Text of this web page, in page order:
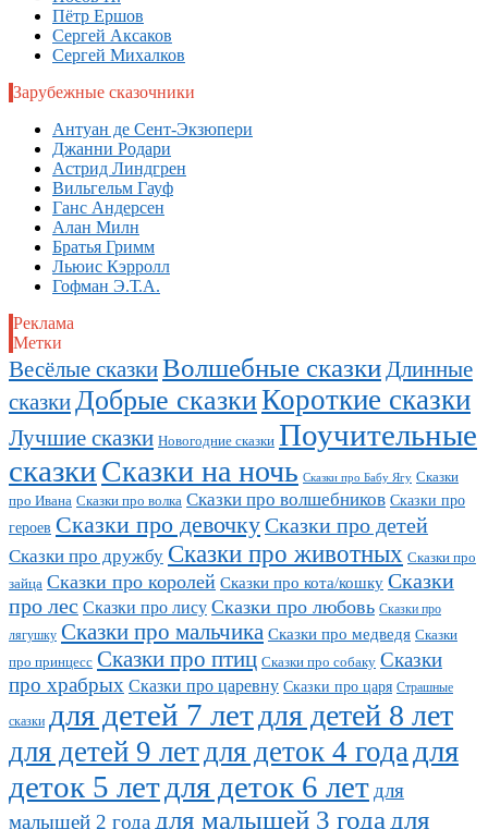
Пётр Ершов
Сергей Аксаков
Сергей Михалков
Зарубежные сказочники
Антуан де Сент-Экзюпери
Джанни Родари
Астрид Линдгрен
Вильгельм Гауф
Ганс Андерсен
Алан Милн
Братья Гримм
Льюис Кэрролл
Гофман Э.Т.А.
Реклама
Метки
Весёлые сказкиВолшебные сказки Длинные
сказки Добрые сказкиКороткие сказки
Лучшие сказки Новогодние сказки Поучительные
сказкиСказки на ночь Сказки про Бабу Ягу Сказки
про Ивана Сказки про волка Сказки про волшебников Сказки про
героев Сказки про девочкуСказки про детей
Сказки про дружбу Сказки про животных Сказки про
зайца Сказки про королей Сказки про кота/кошку Сказки
про лес Сказки про лису Сказки про любовь Сказки про
лягушку Сказки про мальчика Сказки про медведя Сказки
про принцесс Сказки про птиц Сказки про собаку Сказки
про храбрых Сказки про царевну Сказки про царя Страшные
сказки для детей 7 летдля детей 8 лет
для детей 9 лет для деток 4 года для
деток 5 летдля деток 6 лет для
малышей 2 года для малышей 3 года для